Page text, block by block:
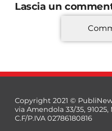
Lascia un
Copyright 2021 ©
via Amendola 33/35, 91025,
C.F/P.IVA 02786180816